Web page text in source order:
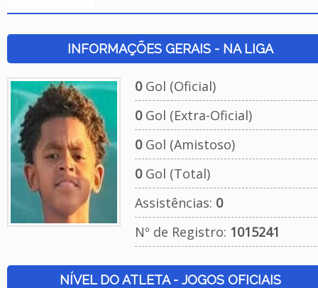
INFORMAÇÕES GERAIS - NA LIGA
0Gol (Oficial)
0Gol (Extra-Oficial)
0Gol (Amistoso)
0Gol (Total)
Assistências: 0
Nº de Registro: 1015241
NÍVEL DO ATLETA - JOGOS OFICIAIS